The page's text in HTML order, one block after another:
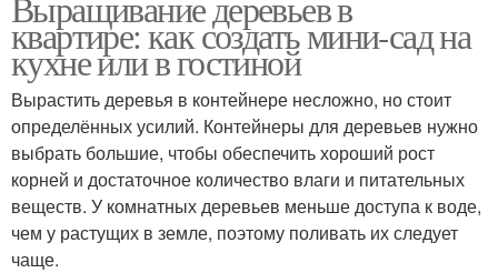
квартире: как создать мини-сад на
кухне или в гостиной
Вырастить деревья в контейнере несложно, но стоит
определённых усилий. Контейнеры для деревьев нужно
выбрать большие, чтобы обеспечить хороший рост
корней и достаточное количество влаги и питательных
веществ. У комнатных деревьев меньше доступа к воде,
чем у растущих в земле, поэтому поливать их следует
чаще.